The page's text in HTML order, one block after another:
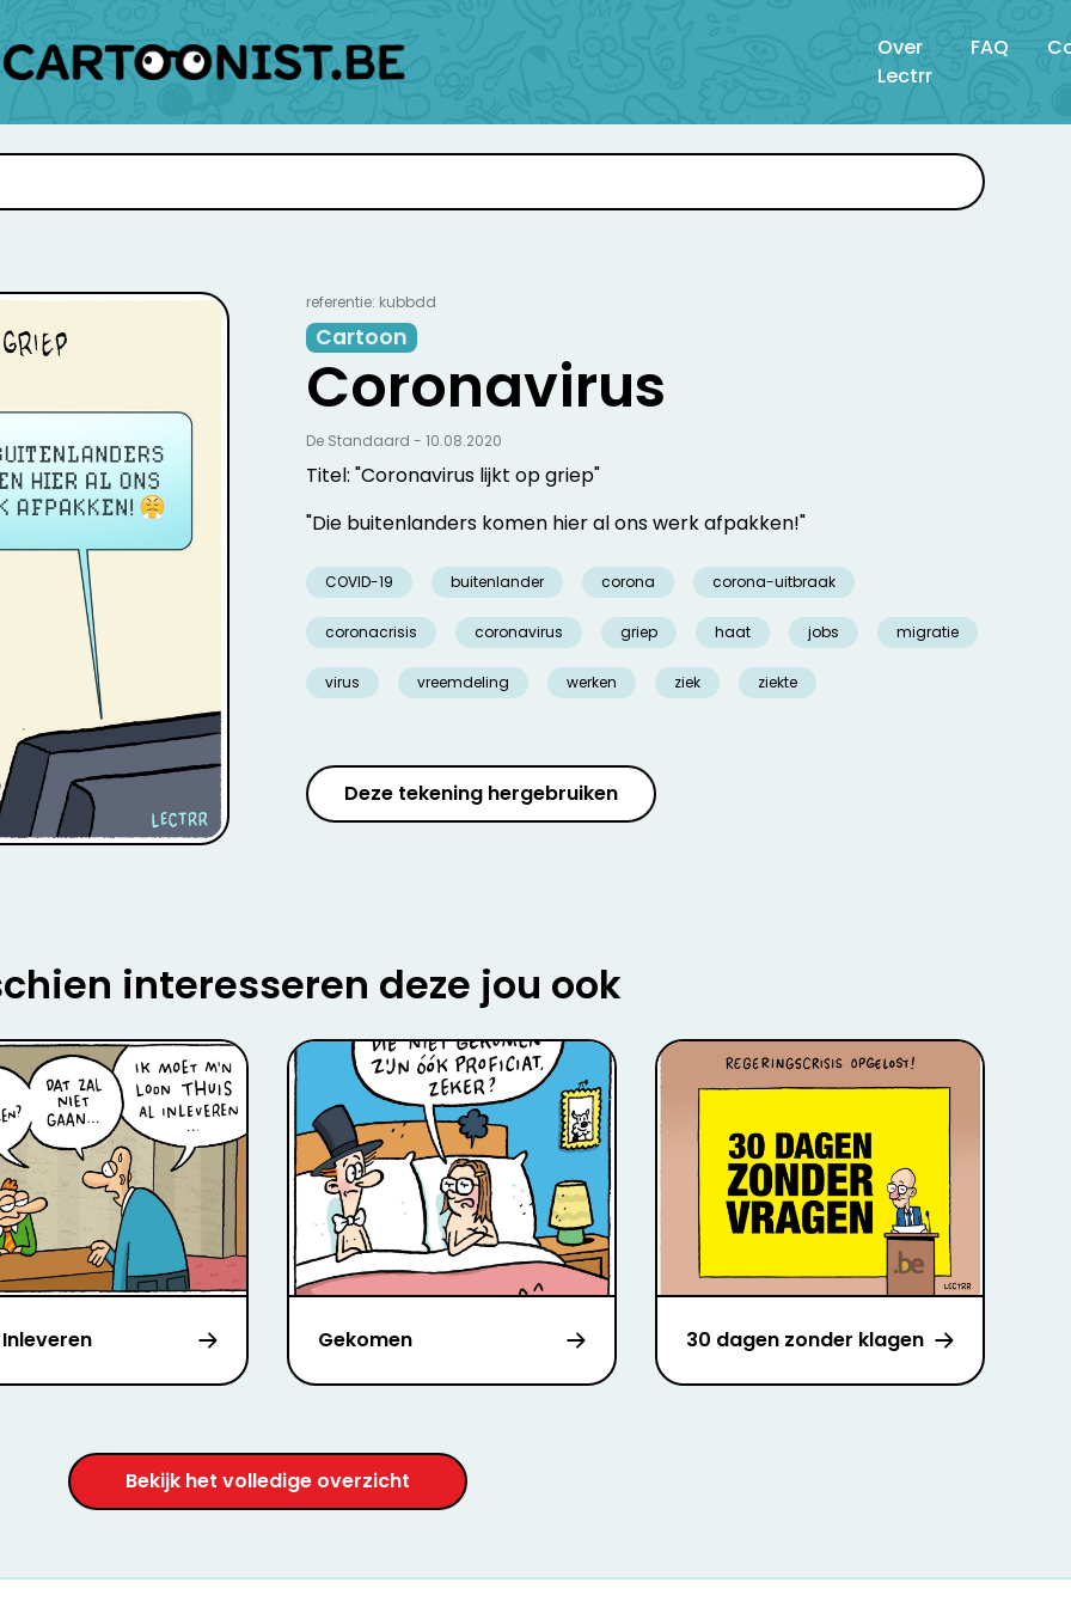
Over
Lectrr
FAQ
referentie: kubbdd
Cartoon
Coronavirus
Titel: "Coronavirus lijkt op griep"
"Die buitenlanders komen hier al ons werk afpakken!"
COVID-19 buitenlander corona corona-uitbraak
coronacrisis coronavirus griep haat jobs migratie
virus vreemdeling werken ziek ziekte
De Standaard - 10.08.2020
Deze tekening hergebruiken
interesseren deze jou ook
Gekomen 30 dagen zonder klagen
Bekijk het volledige overzicht